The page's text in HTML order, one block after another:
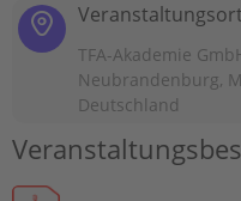
TFA-Akademie
Neubrandenburg,
Deutschland